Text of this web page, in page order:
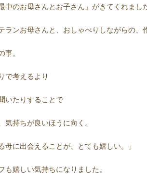
中のお母さんとお子さん」がきてくれまし
ランお母さんと、おしゃべりしながらの、
事。
で考えるより
いたりすることで
持ちが良いほうに向く。
母に出会えることが、とても嬉しい。」
も嬉しい気持ちになりました。